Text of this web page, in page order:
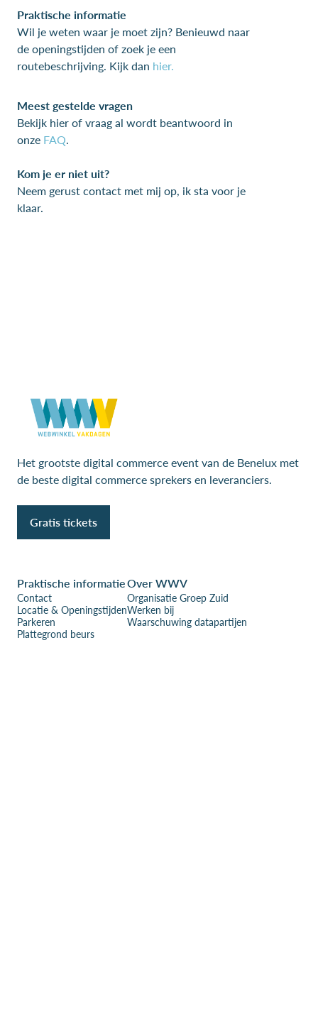
Praktische informatie
Wil je weten waar je moet zijn? Benieuwd naar
de openingstijden of zoek je een
routebeschrijving. Kijk dan hier.
Meest gestelde vragen
Bekijk hier of vraag al wordt beantwoord in
onze FAQ.
Kom je er niet uit?
Neem gerust contact met mij op, ik sta voor je
klaar.
Het grootste digital commerce event van de Benelux met
de beste digital commerce sprekers en leveranciers.
Gratis tickets
Praktische informatie
Contact
Locatie & Openingstijden
Parkeren
Plattegrond beurs
Over WWV
Organisatie Groep Zuid
Werken bij
Waarschuwing datapartijen